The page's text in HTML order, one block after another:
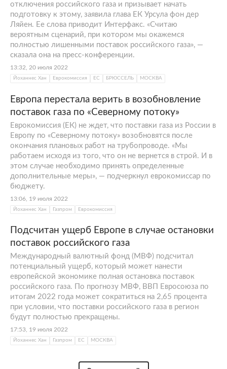
отключения российского газа и призывает начать
подготовку к этому, заявила глава ЕК Урсула фон дер
Ляйен. Ее слова приводит Интерфакс. «Считаю
вероятным сценарий, при котором мы окажемся
полностью лишенными поставок российского газа», —
сказала она на пресс-конференции.
13:32, 20 июля 2022
Йоханнес Хан Еврокомиссия ЕС БРЮССЕЛЬ МОСКВА
Европа перестала верить в возобновление
поставок газа по «Северному потоку»
Еврокомиссия (ЕК) не ждет, что поставки газа из России в
Европу по «Северному потоку» возобновятся после
окончания плановых работ на трубопроводе. «Мы
работаем исходя из того, что он не вернется в строй. И в
этом случае необходимо принять определенные
дополнительные меры», — подчеркнул еврокомиссар по
бюджету.
13:06, 19 июля 2022
Йоханнес Хан Газпром Еврокомиссия
Подсчитан ущерб Европе в случае остановки
поставок российского газа
Международный валютный фонд (МВФ) подсчитал
потенциальный ущерб, который может нанести
европейской экономике полная остановка поставок
российского газа. По прогнозу МВФ, ВВП Евросоюза по
итогам 2022 года может сократиться на 2,65 процента
при условии, что поставки российского газа в регион
будут полностью прекращены.
17:53, 19 июля 2022
Йоханнес Хан Газпром ЕС МОСКВА